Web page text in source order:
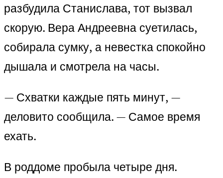
разбудила Станислава, тот вызвал
скорую. Вера Андреевна суетилась,
собирала сумку, а невестка спокойно
дышала и смотрела на часы.
— Схватки каждые пять минут, —
деловито сообщила. — Самое время
ехать.
В роддоме пробыла четыре дня.